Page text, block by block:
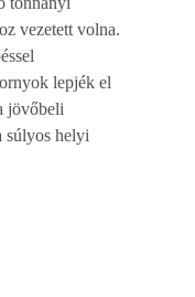
vezetett volna.
lepjék el
jövőbeli
súlyos helyi